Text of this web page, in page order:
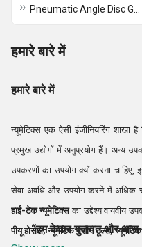
हमारे बारे में
हमारे बारे में
न्यूमेटिक्स एक ऐसी इंजीनियरिंग शाखा
प्रमुख उद्योगों में अनुप्रयोग हैं। अन्य
उपकरणों का उपयोग क्यों करना
सेवा अवधि और उपयोग करने में अधिक
हाई-टेक न्यूमेटिक्सका उद्देश्य वायवीय
पीयू होसेस, न्यूमेटिक मशीन टूल्स,
“हम केवल गुजरात और आस-